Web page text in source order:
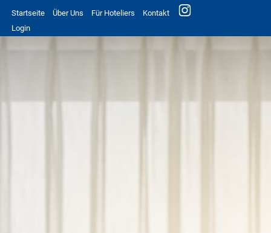
Startseite Über Uns Für Hoteliers
Kontakt
Login